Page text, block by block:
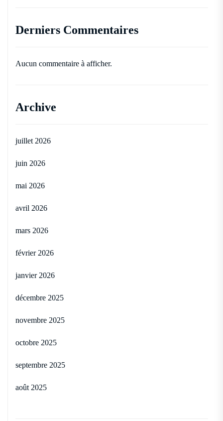
Derniers Commentaires
Aucun commentaire à afficher.
Archive
juillet 2026
juin 2026
mai 2026
avril 2026
mars 2026
février 2026
janvier 2026
décembre 2025
novembre 2025
octobre 2025
septembre 2025
août 2025